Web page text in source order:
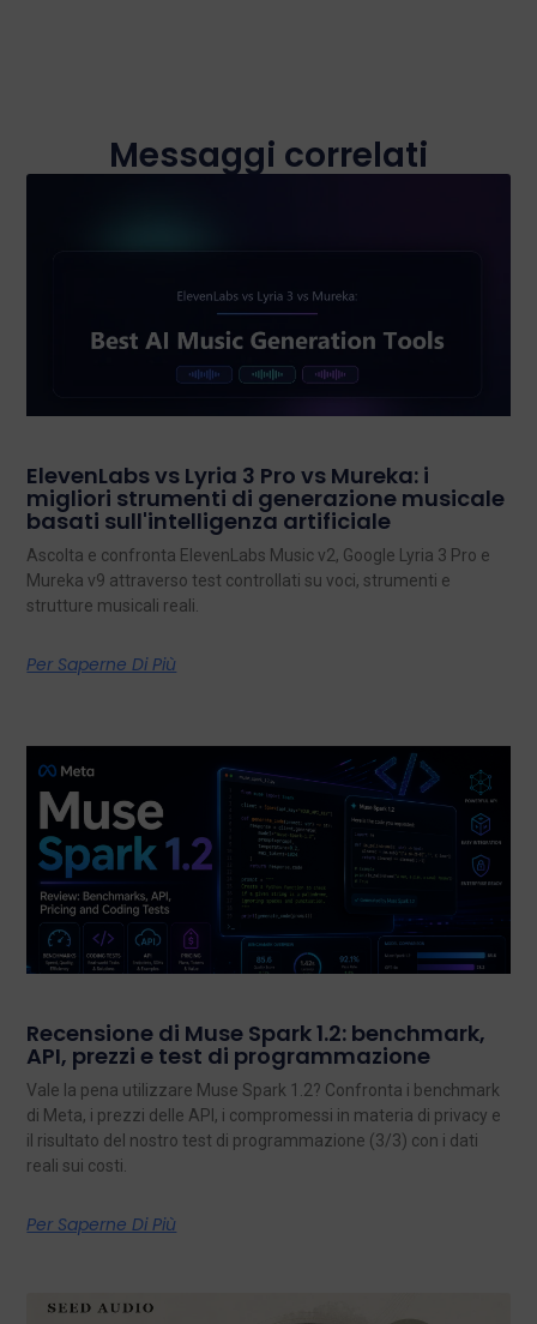
Messaggi correlati
ElevenLabs vs Lyria 3 Pro vs Mureka: i
migliori strumenti di generazione musicale
basati sull'intelligenza artificiale
Ascolta e confronta ElevenLabs Music v2, Google Lyria 3 Pro e
Mureka v9 attraverso test controllati su voci, strumenti e
strutture musicali reali.
Per Saperne Di Più
Recensione di Muse Spark 1.2: benchmark,
API, prezzi e test di programmazione
Vale la pena utilizzare Muse Spark 1.2? Confronta i benchmark
di Meta, i prezzi delle API, i compromessi in materia di privacy e
il risultato del nostro test di programmazione (3/3) con i dati
reali sui costi.
Per Saperne Di Più